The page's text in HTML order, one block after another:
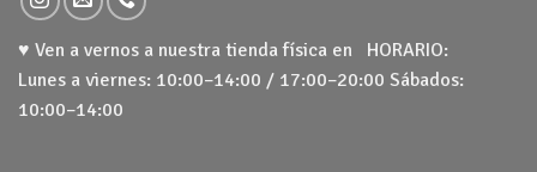
♥ Ven a vernos a nuestra tienda física en HORARIO:
Lunes a viernes: 10:00–14:00 / 17:00–20:00 Sábados:
10:00–14:00